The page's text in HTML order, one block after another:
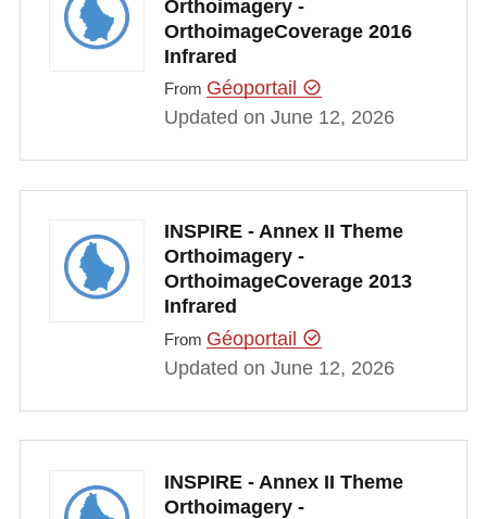
Orthoimagery -
OrthoimageCoverage 2016
Infrared
From Géoportail
Updated on June 12, 2026
INSPIRE - Annex II Theme
Orthoimagery -
OrthoimageCoverage 2013
Infrared
From Géoportail
Updated on June 12, 2026
INSPIRE - Annex II Theme
Orthoimagery -